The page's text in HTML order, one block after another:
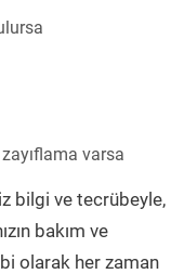
varsa
bilgi ve tecrübeyle,
bakım ve
olarak her zaman